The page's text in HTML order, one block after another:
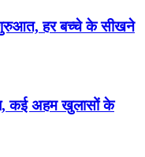
हर बच्चे के सीखने
कई अहम खुलासों के